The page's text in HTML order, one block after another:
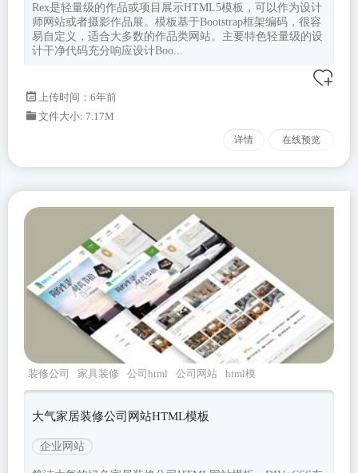
Rex是轻量级的作品或项目展示HTML5模板，可以作为设计
师网站或者摄影作品展。模板基于Bootstrap框架编码，很容
易自定义，适合大多数的作品类网站。主要特色轻量级的设
计干净代码充分响应设计Boo...
上传时间：6年前
文件大小: 7.17M
详情 在线预览
装修公司 家具装修 公司html 公司网站
html模
板
大气家居装修公司网站HTML模板
企业网站